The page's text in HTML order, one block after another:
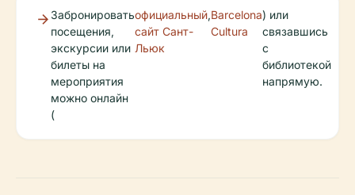
Забронировать
посещения,
экскурсии или
билеты на
мероприятия
можно онлайн
(
официальный
сайт Сант-
Льюк
,Barcelona
Cultura
) или
связавшись
с
библиотекой
напрямую.